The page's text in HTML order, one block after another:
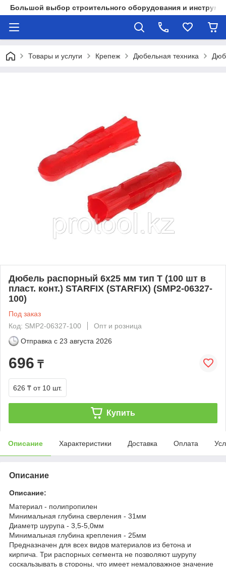
Большой выбор строительного оборудования и
Товары и услуги Крепеж Дюбельная техника
Дюбель распорный 6х25 мм тип T (100 шт в
пласт. конт.) STARFIX (STARFIX) (SMP2-06327-
100)
Под заказ
Код: SMP2-06327-100
Опт и розница
Отправка с 23 августа 2026
696 ₸
626 ₸ от 10 шт.
Купить
Описание Характеристики Доставка Оплата
Описание
Описание:
Материал - полипропилен
Минимальная глубина сверления - 31мм
Диаметр шурупа - 3,5-5,0мм
Минимальная глубина крепления - 25мм
Предназначен для всех видов материалов из бетона и
кирпича. Три распорных сегмента не позволяют шурупу
соскальзывать в стороны, что имеет немаловажное значение